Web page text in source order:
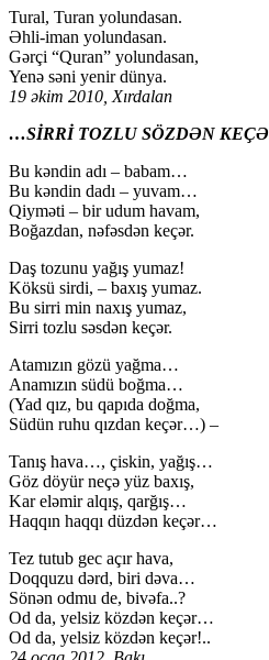
Tural, Turan yolundasan.
Əhli-iman yolundasan.
Gərçi “Quran” yolundasan,
Yenə səni yenir dünya.
19 əkim 2010, Xırdalan
…SİRRİ TOZLU SÖZDƏN
Bu kəndin adı – babam…
Bu kəndin dadı – yuvam…
Qiyməti – bir udum havam,
Boğazdan, nəfəsdən keçər.
Daş tozunu yağış yumaz!
Köksü sirdi, – baxış yumaz.
Bu sirri min naxış yumaz,
Sirri tozlu səsdən keçər.
Atamızın gözü yağma…
Anamızın südü boğma…
(Yad qız, bu qapıda doğma,
Südün ruhu qızdan keçər…) –
Tanış hava…, çiskin, yağış…
Göz döyür neçə yüz baxış,
Kar eləmir alqış, qarğış…
Haqqın haqqı düzdən keçər…
Tez tutub gec açır hava,
Doqquzu dərd, biri dəva…
Sönən odmu de, bivəfa..?
Od da, yelsiz közdən keçər…
Od da, yelsiz közdən keçər!..